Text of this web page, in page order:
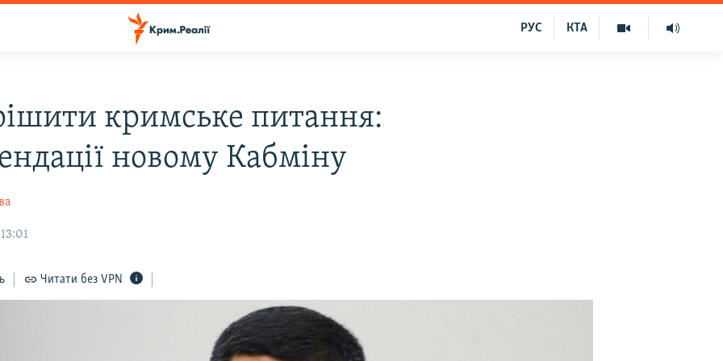
КТА
РУС
кримське питання:
новому Кабміну
Читати без VPN